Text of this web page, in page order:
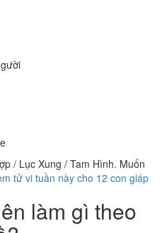
/ Lục Xung / Tam Hình. Muốn
tử vi tuần này cho 12 con giáp
làm gì theo